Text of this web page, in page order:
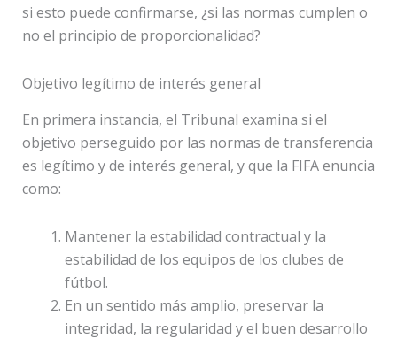
si esto puede confirmarse, ¿si las normas cumplen o
no el principio de proporcionalidad?
Objetivo legítimo de interés general
En primera instancia, el Tribunal examina si el
objetivo perseguido por las normas de transferencia
es legítimo y de interés general, y que la FIFA enuncia
como:
Mantener la estabilidad contractual y la
estabilidad de los equipos de los clubes de
fútbol.
En un sentido más amplio, preservar la
integridad, la regularidad y el buen desarrollo